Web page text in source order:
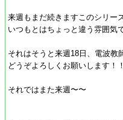
来週もまだ続きますこのシリーズ
いつもとはちょっと違う雰囲気
それはそうと来週18日、電波教
どうぞよろしくお願いします！！
それではまた来週〜〜